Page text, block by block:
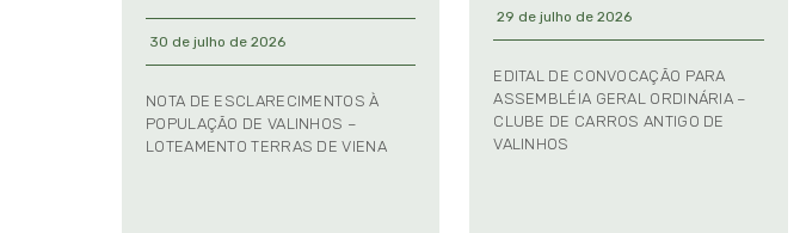
30 de julho de 2026
NOTA DE ESCLARECIMENTOS À
POPULAÇÃO DE VALINHOS –
LOTEAMENTO TERRAS DE VIENA
29 de julho de 2026
EDITAL DE CONVOCAÇÃO PARA
ASSEMBLÉIA GERAL ORDINÁRIA –
CLUBE DE CARROS ANTIGO DE
VALINHOS